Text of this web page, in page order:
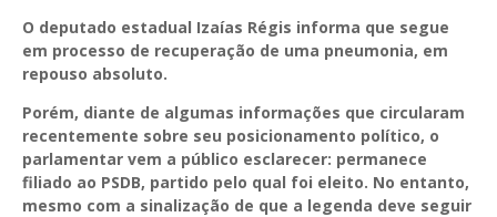
O deputado estadual Izaías Régis informa que segue
em processo de recuperação de uma pneumonia, em
repouso absoluto.
Porém, diante de algumas informações que circularam
recentemente sobre seu posicionamento político, o
parlamentar vem a público esclarecer: permanece
filiado ao PSDB, partido pelo qual foi eleito. No entanto,
mesmo com a sinalização de que a legenda deve seguir